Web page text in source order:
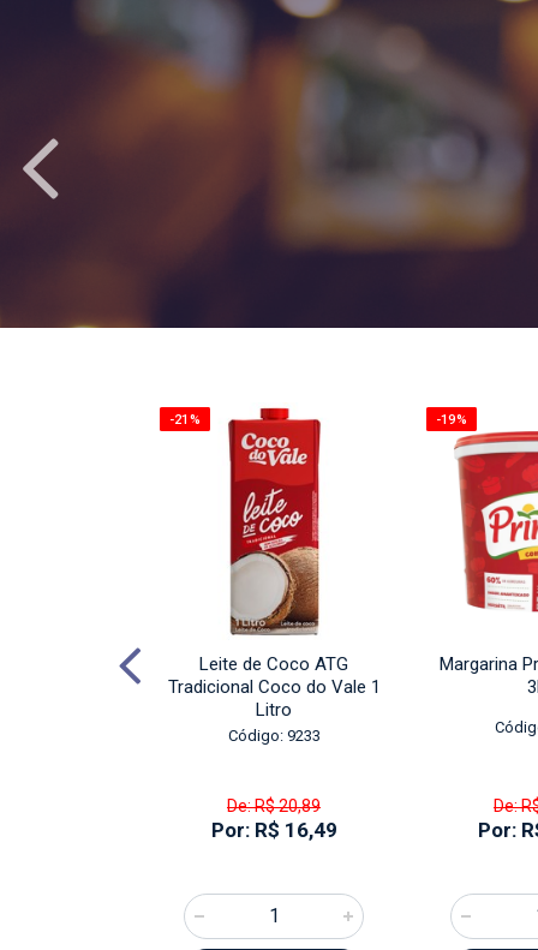
-21%
Leite de Coco ATG
Tradicional Coco do Vale 1
Litro
Código: 9233
De: R$ 20,89
Por: R$ 16,49
-19%
Margarina
De:
Por: